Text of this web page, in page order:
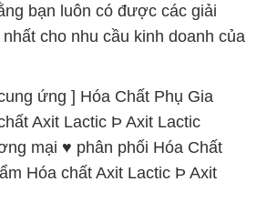
bạn luôn có được các giải
cho nhu cầu kinh doanh của
ứng ] Hóa Chất Phụ Gia
Axit Lactic Þ Axit Lactic
mại ♥ phân phối Hóa Chất
Hóa chất Axit Lactic Þ Axit